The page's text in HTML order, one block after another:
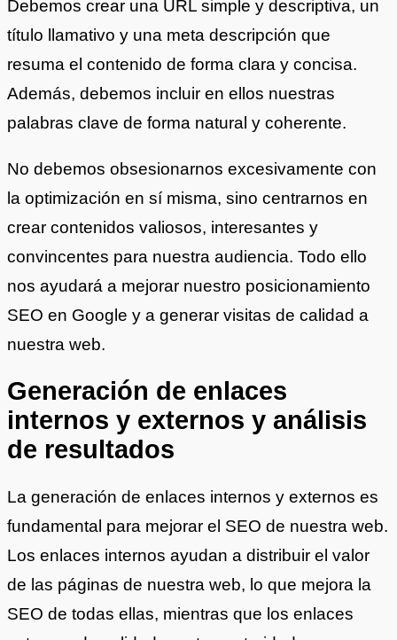
Debemos crear una URL simple y descriptiva, un
título llamativo y una meta descripción que
resuma el contenido de forma clara y concisa.
Además, debemos incluir en ellos nuestras
palabras clave de forma natural y coherente.
No debemos obsesionarnos excesivamente con
la optimización en sí misma, sino centrarnos en
crear contenidos valiosos, interesantes y
convincentes para nuestra audiencia. Todo ello
nos ayudará a mejorar nuestro posicionamiento
SEO en Google y a generar visitas de calidad a
nuestra web.
Generación de enlaces
internos y externos y análisis
de resultados
La generación de enlaces internos y externos es
fundamental para mejorar el SEO de nuestra web.
Los enlaces internos ayudan a distribuir el valor
de las páginas de nuestra web, lo que mejora la
SEO de todas ellas, mientras que los enlaces